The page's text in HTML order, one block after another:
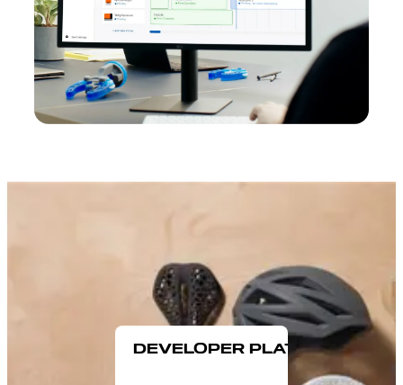
DEVELOPER PLATFORM